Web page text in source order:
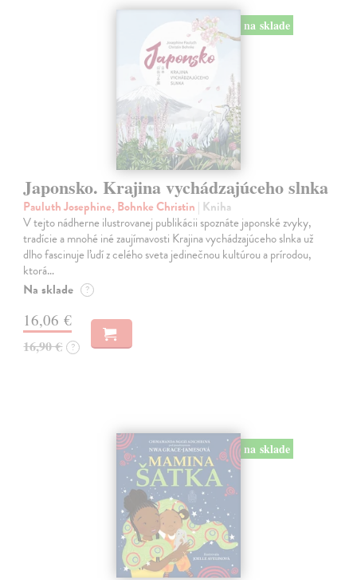
na sklade
Japonsko. Krajina vychádzajúceho slnka
Pauluth Josephine, Bohnke Christin | Kniha
V tejto nádherne ilustrovanej publikácii spoznáte japonské zvyky,
tradície a mnohé iné zaujímavosti Krajina vychádzajúceho slnka už
dlho fascinuje ľudí z celého sveta jedinečnou kultúrou a prírodou,
ktorá…
Na sklade ?
16,06 €
16,90 € ?
na sklade